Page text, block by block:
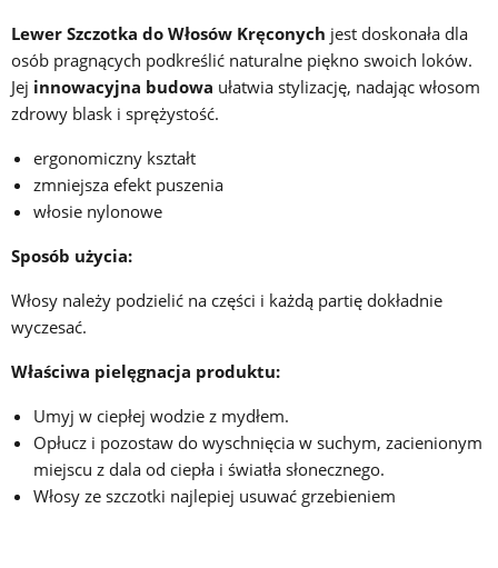
Lewer Szczotka do Włosów Kręconych jest doskonała dla
osób pragnących podkreślić naturalne piękno swoich loków.
Jej innowacyjna budowa ułatwia stylizację, nadając włosom
zdrowy blask i sprężystość.
ergonomiczny kształt
zmniejsza efekt puszenia
włosie nylonowe
Sposób użycia:
Włosy należy podzielić na części i każdą partię dokładnie
wyczesać.
Właściwa pielęgnacja produktu:
Umyj w ciepłej wodzie z mydłem.
Opłucz i pozostaw do wyschnięcia w suchym, zacienionym
miejscu z dala od ciepła i światła słonecznego.
Włosy ze szczotki najlepiej usuwać grzebieniem